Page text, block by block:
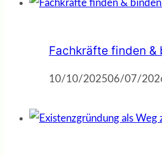
Fachkräfte finden
10/10/202506/07/